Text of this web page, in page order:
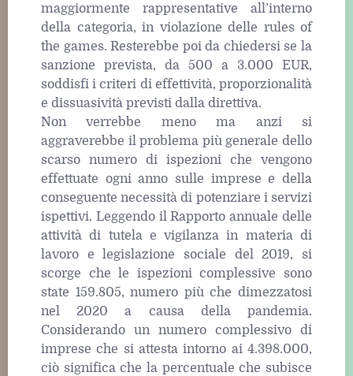
maggiormente rappresentative all’interno
della categoria, in violazione delle rules of
the games. Resterebbe poi da chiedersi se la
sanzione prevista, da 500 a 3.000 EUR,
soddisfi i criteri di effettività, proporzionalità
e dissuasività previsti dalla direttiva.
Non verrebbe meno ma anzi si
aggraverebbe il problema più generale dello
scarso numero di ispezioni che vengono
effettuate ogni anno sulle imprese e della
conseguente necessità di potenziare i servizi
ispettivi. Leggendo il Rapporto annuale delle
attività di tutela e vigilanza in materia di
lavoro e legislazione sociale del 2019, si
scorge che le ispezioni complessive sono
state 159.805, numero più che dimezzatosi
nel 2020 a causa della pandemia.
Considerando un numero complessivo di
imprese che si attesta intorno ai 4.398.000,
ciò significa che la percentuale che subisce